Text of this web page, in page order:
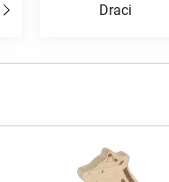
Draci